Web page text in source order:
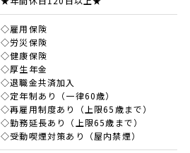
◇雇用保険
◇労災保険
◇健康保険
◇厚生年金
◇退職金共済加入
◇定年制あり（一律60歳）
◇再雇用制度あり（上限65歳まで）
◇勤務延長あり（上限65歳まで）
◇受動喫煙対策あり（屋内禁煙）